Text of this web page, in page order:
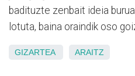
badituzte zenbait ideia
lotuta, baina oraindik oso
GIZARTEA ARAITZ